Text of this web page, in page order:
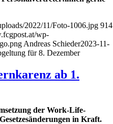
2022/11/Foto-1006.jpg 914
wp-
Andreas Schieder2023-11-
für 8. Dezember
ab 1.
der Work-Life-
in Kraft.